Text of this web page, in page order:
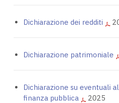
Dichiarazione dei redditi
Dichiarazione patrimoniale
Dichiarazione su eventuali
finanza pubblica
2025